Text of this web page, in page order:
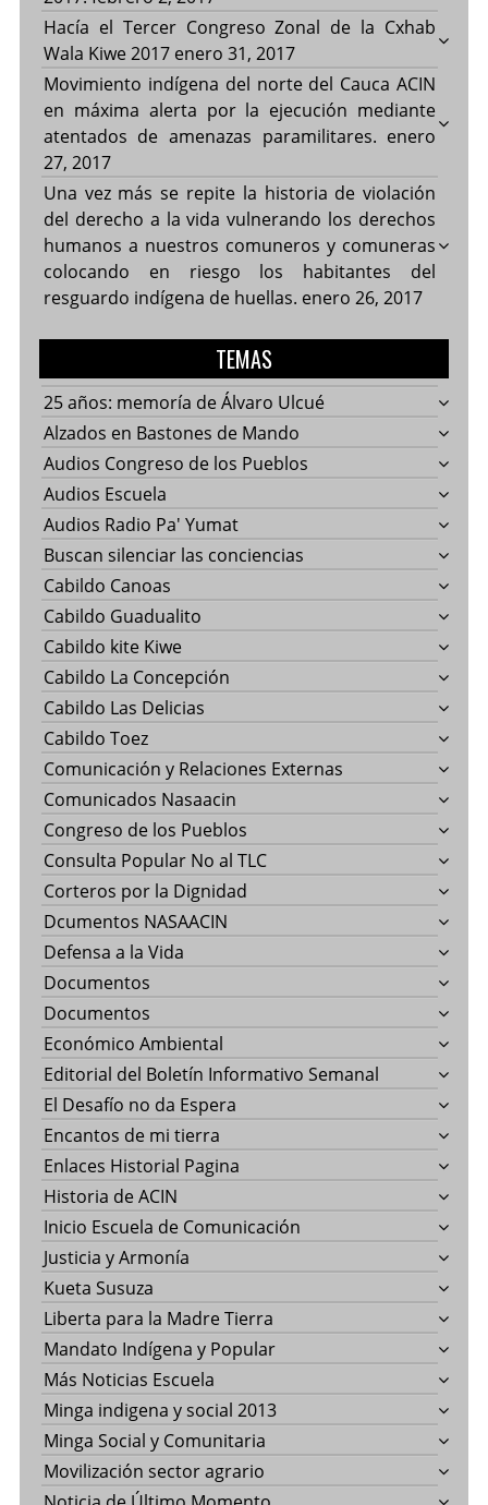
Hacía el Tercer Congreso Zonal de la Cxhab
Wala Kiwe 2017 enero 31, 2017
Movimiento indígena del norte del Cauca ACIN
en máxima alerta por la ejecución mediante
atentados de amenazas paramilitares. enero
27, 2017
Una vez más se repite la historia de violación
del derecho a la vida vulnerando los derechos
humanos a nuestros comuneros y comuneras
colocando en riesgo los habitantes del
resguardo indígena de huellas. enero 26, 2017
TEMAS
25 años: memoría de Álvaro Ulcué
Alzados en Bastones de Mando
Audios Congreso de los Pueblos
Audios Escuela
Audios Radio Pa' Yumat
Buscan silenciar las conciencias
Cabildo Canoas
Cabildo Guadualito
Cabildo kite Kiwe
Cabildo La Concepción
Cabildo Las Delicias
Cabildo Toez
Comunicación y Relaciones Externas
Comunicados Nasaacin
Congreso de los Pueblos
Consulta Popular No al TLC
Corteros por la Dignidad
Dcumentos NASAACIN
Defensa a la Vida
Documentos
Documentos
Económico Ambiental
Editorial del Boletín Informativo Semanal
El Desafío no da Espera
Encantos de mi tierra
Enlaces Historial Pagina
Historia de ACIN
Inicio Escuela de Comunicación
Justicia y Armonía
Kueta Susuza
Liberta para la Madre Tierra
Mandato Indígena y Popular
Más Noticias Escuela
Minga indigena y social 2013
Minga Social y Comunitaria
Movilización sector agrario